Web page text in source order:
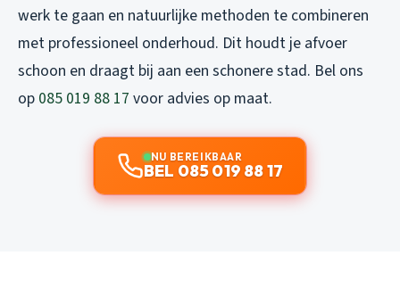
werk te gaan en natuurlijke methoden te combineren
met professioneel onderhoud. Dit houdt je afvoer
schoon en draagt bij aan een schonere stad. Bel ons
op 085 019 88 17 voor advies op maat.
NU BEREIKBAAR
BEL 085 019 88 17